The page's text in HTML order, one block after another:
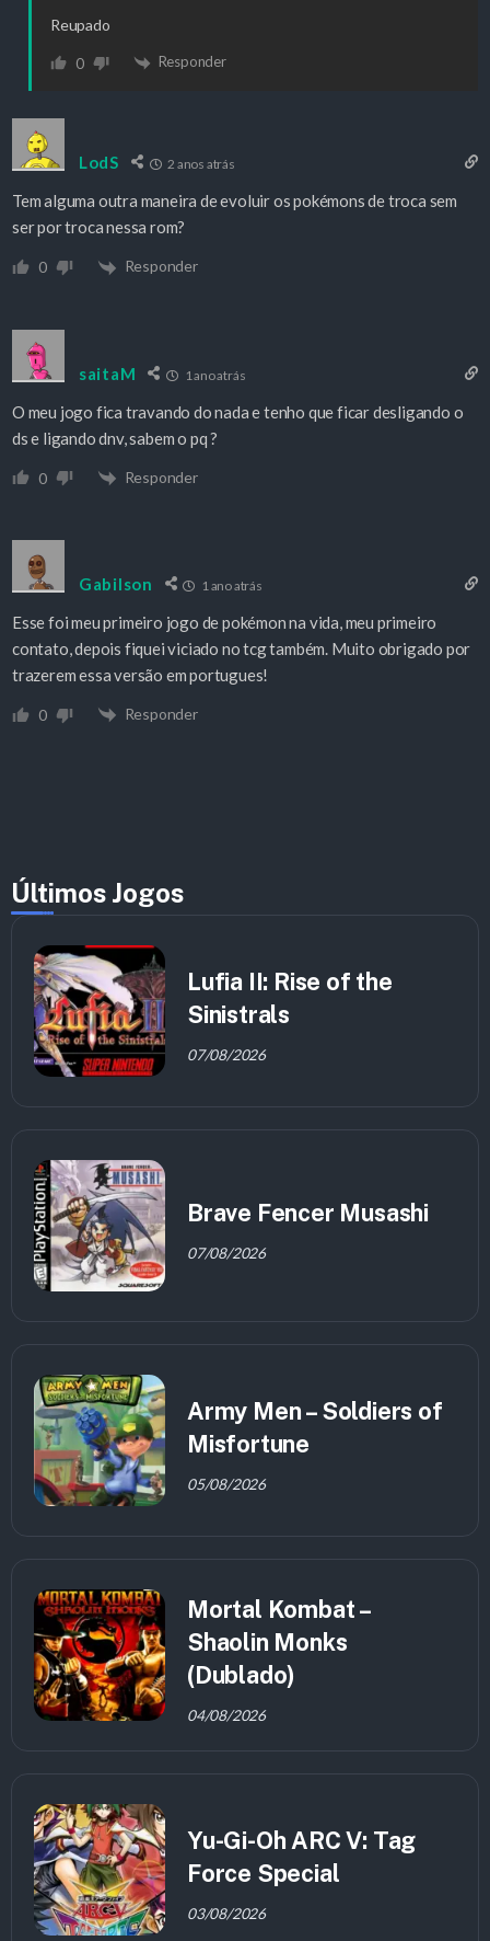
Reupado
0 Responder
LodS 2 anos atrás
Tem alguma outra maneira de evoluir os pokémons de troca sem
ser por troca nessa rom?
0 Responder
saitaM 1 ano atrás
O meu jogo fica travando do nada e tenho que ficar desligando o
ds e ligando dnv, sabem o pq ?
0 Responder
Gabilson 1 ano atrás
Esse foi meu primeiro jogo de pokémon na vida, meu primeiro
contato, depois fiquei viciado no tcg também. Muito obrigado por
trazerem essa versão em portugues!
0 Responder
Últimos Jogos
Lufia II: Rise of the
Sinistrals
07/08/2026
Brave Fencer Musashi
07/08/2026
Army Men – Soldiers of
Misfortune
05/08/2026
Mortal Kombat –
Shaolin Monks
(Dublado)
04/08/2026
Yu-Gi-Oh ARC V: Tag
Force Special
03/08/2026